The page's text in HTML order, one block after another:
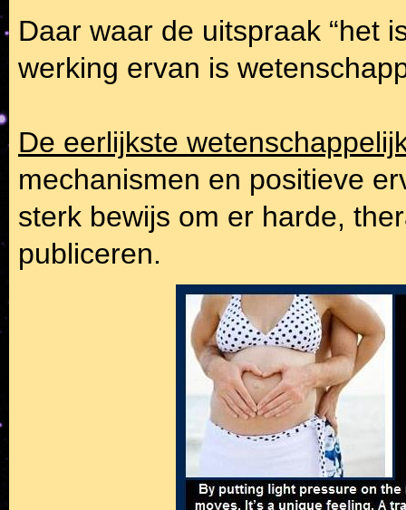
Daar waar de uitspraak “het
werking ervan is
De eerlijkste
mechanismen en positieve
sterk bewijs om er harde,
publiceren.